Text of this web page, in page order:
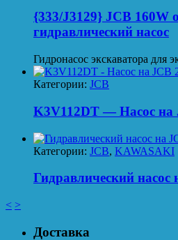
{333/J3129} JCB 160W
гидравлический насоc
Гидронасос экскаватора для
Категории: JCB
K3V112DT — Насос на
Категории: JCB, KAWASAKI
Гидравлический насос
< >
Доставка